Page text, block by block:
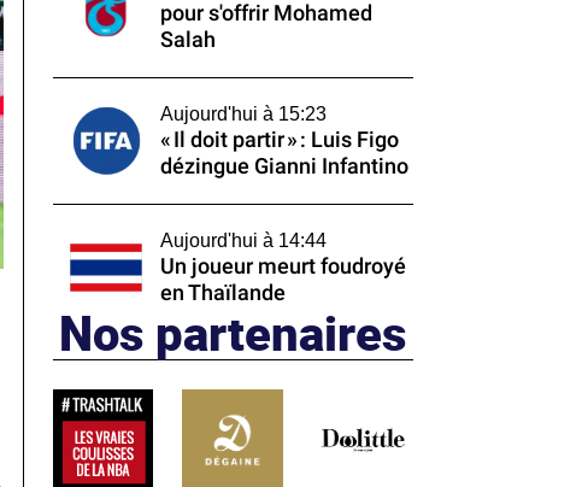
pour s'offrir Mohamed
Salah
Aujourd'hui à 15:23
« Il doit partir » : Luis Figo
dézingue Gianni Infantino
Aujourd'hui à 14:44
Un joueur meurt foudroyé
en Thaïlande
Nos partenaires